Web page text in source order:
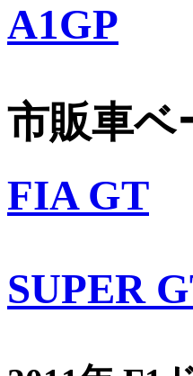
A1GP
市販車ベ
FIA GT
SUPER